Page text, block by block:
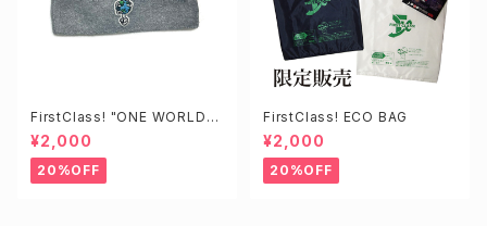
FirstClass! "ONE WORLD"
HEADBAND
¥2,000
20%OFF
FirstClass! ECO BAG
¥2,000
20%OFF